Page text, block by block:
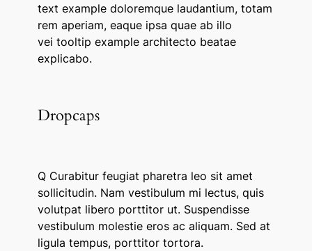
text example doloremque laudantium, totam
rem aperiam, eaque ipsa quae ab illo
vei tooltip examplearchitecto beatae
explicabo.
Dropcaps
QCurabitur feugiat pharetra leo sit amet
sollicitudin. Nam vestibulum mi lectus, quis
volutpat libero porttitor ut. Suspendisse
vestibulum molestie eros ac aliquam. Sed at
ligula tempus, porttitor tortora.